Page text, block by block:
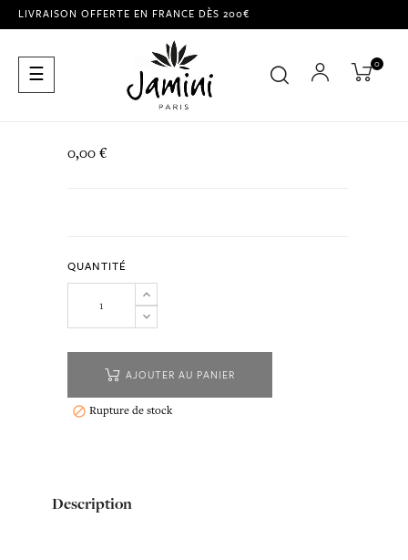
LIVRAISON OFFERTE EN FRANCE DÈS 200€
Basculer
la
☰ 0
0,00 €
QUANTITÉ
AJOUTER AU PANIER
 Rupture de stock
Description